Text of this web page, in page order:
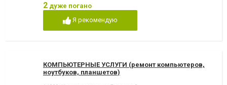
2 дуже погано
Я рекомендую
КОМПЬЮТЕРНЫЕ УСЛУГИ (ремонт компьютеров,
ноутбуков, планшетов)